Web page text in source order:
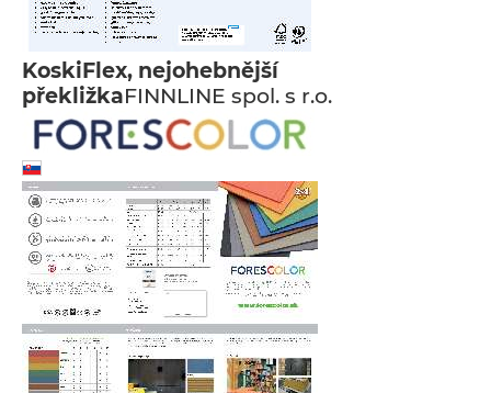
KoskiFlex, nejohebnější
překližkaFINNLINE spol. s r.o.